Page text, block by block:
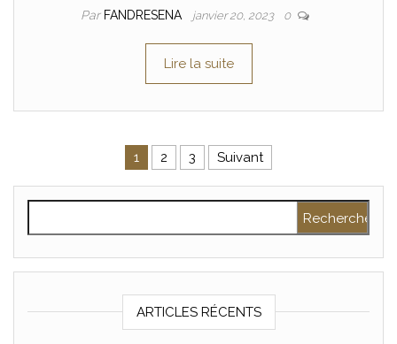
Par FANDRESENA janvier 20, 2023 0
Lire la suite
Pagination des publications
1 2 3 Suivant
ARTICLES RÉCENTS